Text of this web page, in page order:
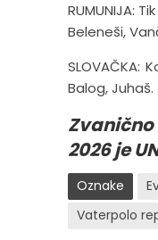
RUMUNIJA:
Beleneši,
SLOVAČKA:
Balog, Juhaš.
2026 je
Oznake
Vaterpolo